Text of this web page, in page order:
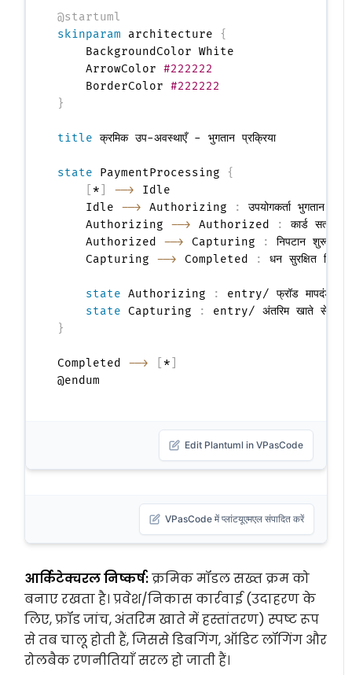
@startuml
skinparam architecture {
    BackgroundColor White
    ArrowColor
#222222
    BorderColor
#222222
}
title क्रमिक उप-अवस्थाएँ - भुगतान प्रक्रिया
state PaymentProcessing {
* -->
Idle
    Idle
--> Authorizing :
उपयोगकर्ता भुगतान
    Authorizing
--> Authorized :
कार्ड
    Authorized
--> Capturing :
निपटान शुरू करें
    Capturing
--> Completed : धन सुरक्षित किया
state Authorizing :
entry/ फ्रॉड मापदंडों
state Capturing
:
}
Completed --> *
Edit Plantuml in VPasCode
VPasCode में प्लांटयूएमएल संपादित करें
आर्किटेक्चरल निष्कर्ष:क्रमिक मॉडल सख्त क्रम को
बनाए रखता है। प्रवेश/निकास कार्रवाई (उदाहरण के
लिए, फ्रॉड जांच, अंतरिम खाते में हस्तांतरण) स्पष्ट रूप
से तब चालू होती हैं, जिससे डिबगिंग, ऑडिट लॉगिंग और
रोलबैक रणनीतियाँ सरल हो जाती हैं।